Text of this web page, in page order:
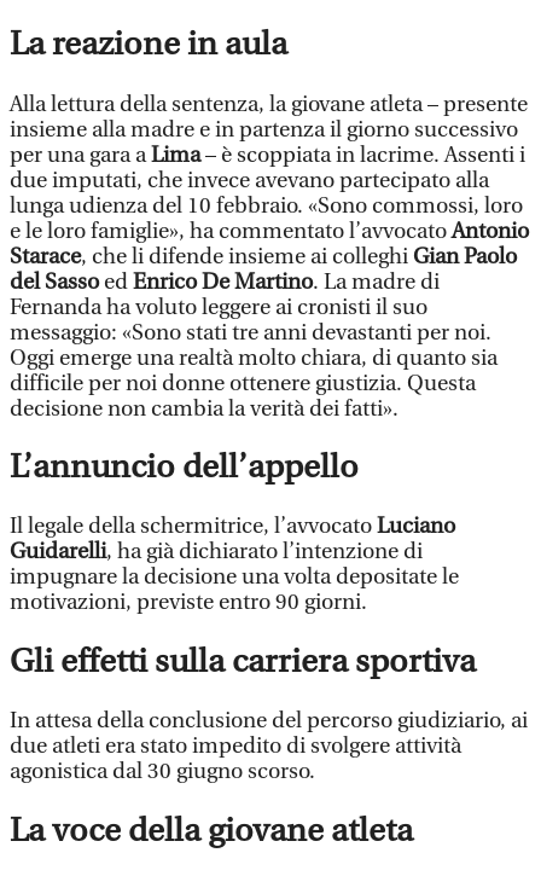
La reazione in aula
Alla lettura della sentenza, la giovane atleta – presente
insieme alla madre e in partenza il giorno successivo
per una gara aLima– è scoppiata in lacrime. Assenti i
due imputati, che invece avevano partecipato alla
lunga udienza del 10 febbraio. «Sono commossi, loro
e le loro famiglie», ha commentato l’avvocatoAntonio
Starace, che li difende insieme ai colleghiGian Paolo
del SassoedEnrico De Martino. La madre di
Fernanda ha voluto leggere ai cronisti il suo
messaggio: «Sono stati tre anni devastanti per noi.
Oggi emerge una realtà molto chiara, di quanto sia
difficile per noi donne ottenere giustizia. Questa
decisione non cambia la verità dei fatti».
L’annuncio dell’appello
Il legale della schermitrice, l’avvocatoLuciano
Guidarelli, ha già dichiarato l’intenzione di
impugnare la decisione una volta depositate le
motivazioni, previste entro 90 giorni.
Gli effetti sulla carriera sportiva
In attesa della conclusione del percorso giudiziario, ai
due atleti era stato impedito di svolgere attività
agonistica dal 30 giugno scorso.
La voce della giovane atleta